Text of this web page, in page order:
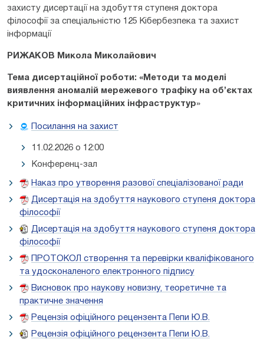
захисту дисертації на здобуття ступеня доктора
філософії за спеціальністю 125 Кібербезпека та захист
інформації
РИЖАКОВ Микола Миколайович
Тема дисертаційної роботи: « Методи та моделі
виявлення аномалій мережевого трафіку на об’єктах
критичних інформаційних інфраструктур»
Посилання на захист
11.02.2026 о 12:00
Конференц-зал
Наказ про утворення разової спеціалізованої ради
Дисертація на здобуття наукового ступеня доктора
філософії
Дисертація на здобуття наукового ступеня доктора
філософії
ПРОТОКОЛ створення та перевірки кваліфікованого
та удосконаленого електронного підпису
Висновок про наукову новизну, теоретичне та
практичне значення
Рецензія офіційного рецензента Пепи Ю.В.
Рецензія офіційного рецензента Пепи Ю.В.